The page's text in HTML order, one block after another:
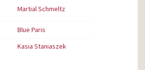
Martial Schmeltz
Blue Paris
Kasia Staniaszek